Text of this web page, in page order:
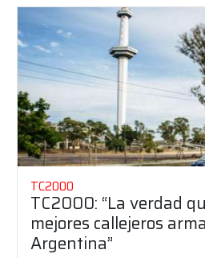
TC2000
TC2000: “La verdad
mejores callejeros
Argentina”